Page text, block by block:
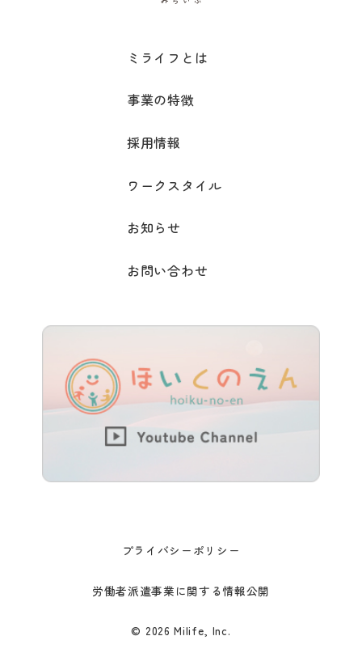
ミライフとは
事業の特徴
採用情報
ワークスタイル
お知らせ
お問い合わせ
プライバシーポリシー
労働者派遣事業に関する情報公開
© 2026 Milife, Inc.